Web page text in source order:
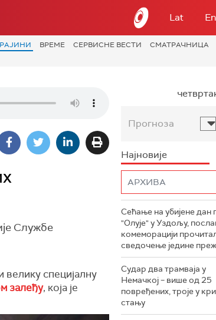
Lat
ВРЕМЕ СЕРВИСНЕ ВЕСТИ СМАТРАЧНИЦА
Службе
специјалну
залеђу, која је
Прогноза
Најновије
Сећање на убијене дан
"Олује" у Уздољу,
комеморацији
сведочење једине
Судар два трамваја у
Немачкој – више од 25
повређених, троје у
стању